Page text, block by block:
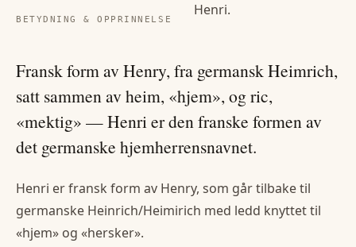
BETYDNING & OPPRINNELSE
Henri.
Fransk form av Henry, fra germansk Heimrich,
satt sammen av heim, «hjem», og ric,
«mektig» — Henri er den franske formen av
det germanske hjemherrensnavnet.
Henri er fransk form av Henry, som går tilbake til
germanske Heinrich/Heimirich med ledd knyttet til
«hjem» og «hersker».